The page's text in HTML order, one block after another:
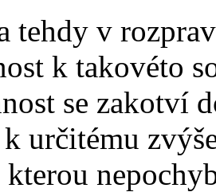
tehdy v
k takovéto
se zakotví
určitému
kterou